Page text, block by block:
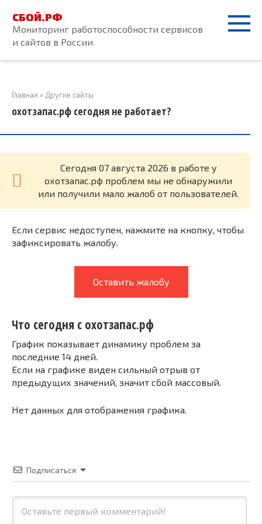
контенту
СБОЙ.РФ
Мониторинг работоспособности сервисов
и сайтов в России
Главная » Другие сайты
охотзапас.рф сегодня не работает?
Cегодня 07 августа 2026 в работе у
охотзапас.рф проблем мы не обнаружили
или получили мало жалоб от пользователей.
Если сервис недоступен, нажмите на кнопку, чтобы
зафиксировать жалобу.
Оставить жалобу
Что сегодня с охотзапас.рф
График показывает динамику проблем за
последние 14 дней.
Если на графике виден сильный отрыв от
предыдущих значений, значит сбой массовый.
Нет данных для отображения графика.
Подписаться